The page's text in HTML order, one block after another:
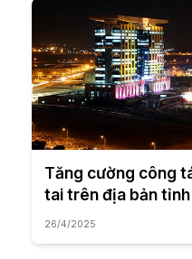
Tăng cường công
tai trên địa bản tỉnh
26/4/2025